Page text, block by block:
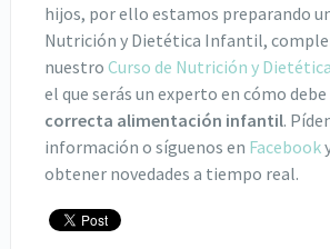
hijos, por ello estamos preparando
Nutrición y Dietética Infantil,
nuestro Curso de Nutrición y
el que serás un experto en cómo debe
correcta alimentación infantil.
información o síguenos en Facebook
obtener novedades a tiempo real.